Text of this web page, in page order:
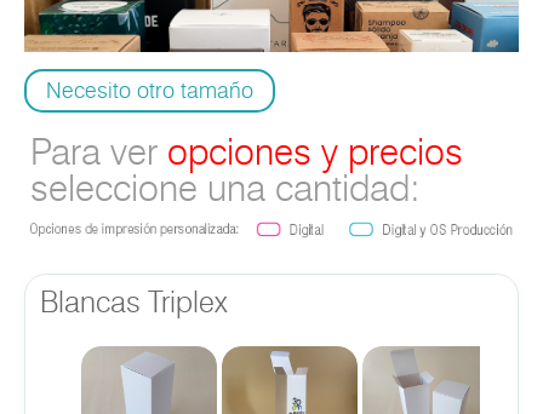
Necesito otro tamaño
Para ver opciones y precios
seleccione una cantidad:
Blancas Triplex